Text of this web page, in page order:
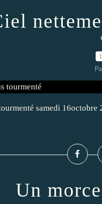
samedi 16octobre
Un